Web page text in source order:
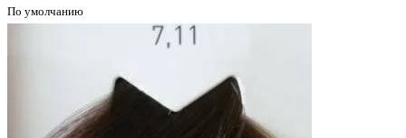
По умолчанию